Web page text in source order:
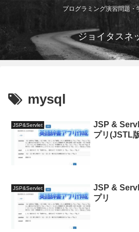
プログラミング演習問題・
ジョイタスネ
mysql
JSP&Servlet
JSP &
プリ(JSTL
JSP&Servlet
JSP &
プリ